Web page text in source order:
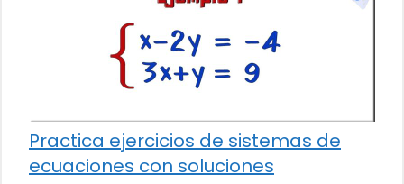
Practica ejercicios de sistemas de
ecuaciones con soluciones